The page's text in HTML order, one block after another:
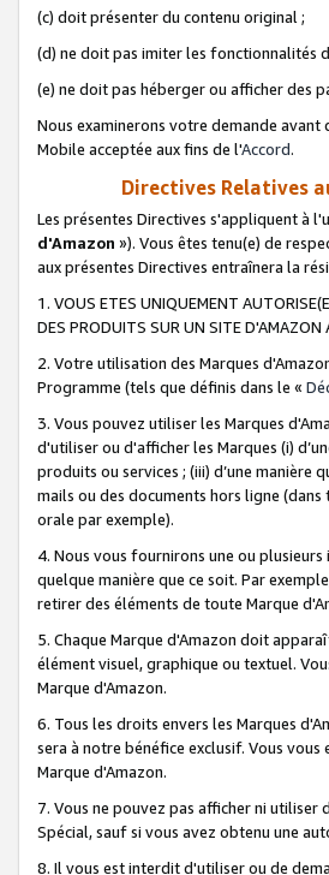
(c) doit présenter du contenu original ;
(d) ne doit pas imiter les fonctionnalités
(e) ne doit pas héberger ou afficher des
Nous examinerons votre demande
Mobile acceptée aux fins de l'Accord.
Directives Relatives
Les présentes Directives s'appliquent à
d'Amazon »). Vous êtes tenu(e) de
aux présentes Directives entraînera la
1. VOUS ETES UNIQUEMENT
DES PRODUITS SUR UN SITE D'AMAZON
2. Votre utilisation des Marques
Programme (tels que définis dans le «
3. Vous pouvez utiliser les Marques
d'utiliser ou d'afficher les Marques (i)
produits ou services ; (iii) d’une manière
mails ou des documents hors ligne
orale par exemple).
4. Nous vous fournirons une ou
quelque manière que ce soit. Par
retirer des éléments de toute Marque
5. Chaque Marque d'Amazon doit
élément visuel, graphique ou textuel.
Marque d'Amazon.
6. Tous les droits envers les Marques
sera à notre bénéfice exclusif. Vous
Marque d'Amazon.
7. Vous ne pouvez pas afficher ni utiliser
Spécial, sauf si vous avez obtenu une
8. Il vous est interdit d'utiliser ou de